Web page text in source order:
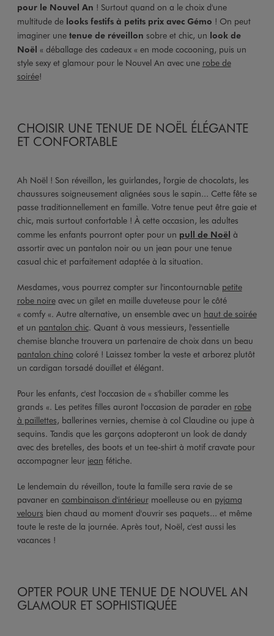
pour le Nouvel An ! Surtout quand on a le choix d'une
multitude de looks festifs à petits prix avec Gémo ! On peut
imaginer une tenue de réveillon sobre et chic, un look de
Noël « déballage des cadeaux « en mode cocooning, puis un
style sexy et glamour pour le Nouvel An avec une robe de
soirée!
CHOISIR UNE TENUE DE NOËL ÉLÉGANTE
ET CONFORTABLE
Ah Noël ! Son réveillon, les guirlandes, l'orgie de chocolats, les
chaussures soigneusement alignées sous le sapin... Cette fête se
passe traditionnellement en famille. Votre tenue peut être gaie et
chic, mais surtout confortable ! À cette occasion, les adultes
comme les enfants pourront opter pour un pull de Noël à
assortir avec un pantalon noir ou un jean pour une tenue
casual chic et parfaitement adaptée à la situation.
Mesdames, vous pourrez compter sur l'incontournable petite
robe noireavec un gilet en maille duveteuse pour le côté
« comfy «. Autre alternative, un ensemble avec un haut de soirée
et un pantalon chic. Quant à vous messieurs, l'essentielle
chemise blanche trouvera un partenaire de choix dans un beau
pantalon chinocoloré ! Laissez tomber la veste et arborez plutôt
un cardigan torsadé douillet et élégant.
Pour les enfants, c'est l'occasion de « s'habiller comme les
grands «. Les petites filles auront l'occasion de parader en robe
à paillettes, ballerines vernies, chemise à col Claudine ou jupe à
sequins. Tandis que les garçons adopteront un look de dandy
avec des bretelles, des boots et un tee-shirt à motif cravate pour
accompagner leur jean fétiche.
Le lendemain du réveillon, toute la famille sera ravie de se
pavaner en combinaison d'intérieurmoelleuse ou en pyjama
velours bien chaud au moment d'ouvrir ses paquets... et même
toute le reste de la journée. Après tout, Noël, c'est aussi les
vacances !
OPTER POUR UNE TENUE DE NOUVEL AN
GLAMOUR ET SOPHISTIQUÉE